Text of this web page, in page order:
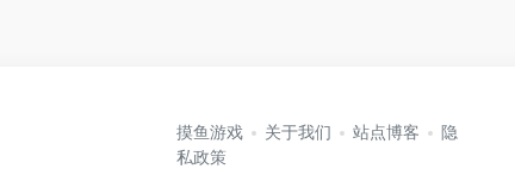
摸鱼游戏 关于我们 站点博客
隐
私政策